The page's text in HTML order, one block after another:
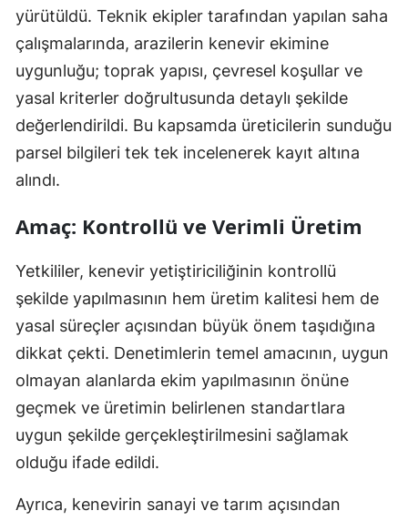
yürütüldü. Teknik ekipler tarafından yapılan saha
çalışmalarında, arazilerin kenevir ekimine
uygunluğu; toprak yapısı, çevresel koşullar ve
yasal kriterler doğrultusunda detaylı şekilde
değerlendirildi. Bu kapsamda üreticilerin sunduğu
parsel bilgileri tek tek incelenerek kayıt altına
alındı.
Amaç: Kontrollü ve Verimli Üretim
Yetkililer, kenevir yetiştiriciliğinin kontrollü
şekilde yapılmasının hem üretim kalitesi hem de
yasal süreçler açısından büyük önem taşıdığına
dikkat çekti. Denetimlerin temel amacının, uygun
olmayan alanlarda ekim yapılmasının önüne
geçmek ve üretimin belirlenen standartlara
uygun şekilde gerçekleştirilmesini sağlamak
olduğu ifade edildi.
Ayrıca, kenevirin sanayi ve tarım açısından